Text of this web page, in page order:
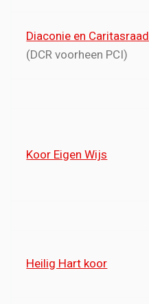
Diaconie en Caritasraad
(DCR voorheen PCI)
Koor Eigen Wijs
Heilig Hart koor